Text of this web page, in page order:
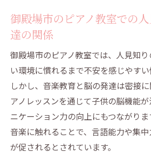
御殿場市のピアノ教室での
達の関係
御殿場市のピアノ教室では、人見知
い環境に慣れるまで不安を感じやすい
しかし、音楽教育と脳の発達は密接
アノレッスンを通じて子供の脳機能
ニケーション力の向上にもつながり
音楽に触れることで、言語能力や集
が促されるとされています。